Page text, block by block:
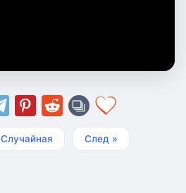
Случайная След »